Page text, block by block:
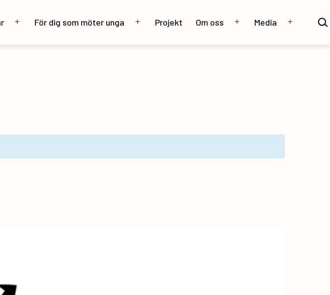
ÖppnaFör dig som möter unga
ÖppnaProjekt Om oss
ÖppnaMedia
Öppna
Sök
…